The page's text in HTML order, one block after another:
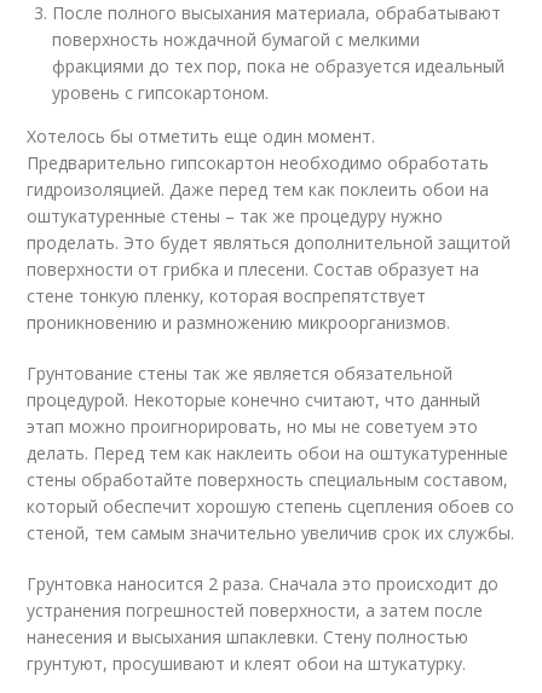
После полного высыхания материала, обрабатывают
поверхность нождачной бумагой с мелкими
фракциями до тех пор, пока не образуется идеальный
уровень с гипсокартоном.
Хотелось бы отметить еще один момент.
Предварительно гипсокартон необходимо обработать
гидроизоляцией. Даже перед тем как поклеить обои на
оштукатуренные стены – так же процедуру нужно
проделать. Это будет являться дополнительной защитой
поверхности от грибка и плесени. Состав образует на
стене тонкую пленку, которая воспрепятствует
проникновению и размножению микроорганизмов.
Грунтование стены так же является обязательной
процедурой. Некоторые конечно считают, что данный
этап можно проигнорировать, но мы не советуем это
делать. Перед тем как наклеить обои на оштукатуренные
стены обработайте поверхность специальным составом,
который обеспечит хорошую степень сцепления обоев со
стеной, тем самым значительно увеличив срок их службы.
Грунтовка наносится 2 раза. Сначала это происходит до
устранения погрешностей поверхности, а затем после
нанесения и высыхания шпаклевки. Стену полностью
грунтуют, просушивают и клеят обои на штукатурку.